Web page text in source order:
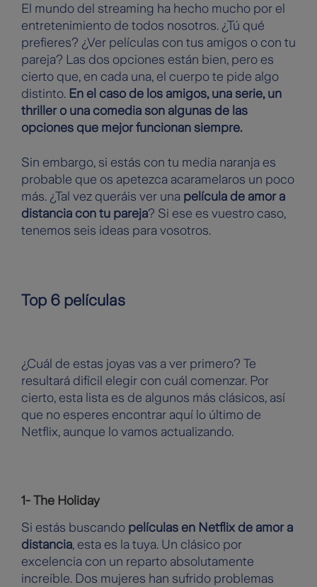
El mundo del streaming ha hecho mucho por el
entretenimiento de todos nosotros. ¿Tú qué
prefieres? ¿Ver películas con tus amigos o con tu
pareja? Las dos opciones están bien, pero es
cierto que, en cada una, el cuerpo te pide algo
distinto. En el caso de los amigos, una serie, un
thriller o una comedia son algunas de las
opciones que mejor funcionan siempre.
Sin embargo, si estás con tu media naranja es
probable que os apetezca acaramelaros un poco
más. ¿Tal vez queráis ver una película de amor a
distancia con tu pareja? Si ese es vuestro caso,
tenemos seis ideas para vosotros.
Top 6 películas
¿Cuál de estas joyas vas a ver primero? Te
resultará difícil elegir con cuál comenzar. Por
cierto, esta lista es de algunos más clásicos, así
que no esperes encontrar aquí lo último de
Netflix, aunque lo vamos actualizando.
1- The Holiday
Si estás buscando películas en Netflix de amor a
distancia, esta es la tuya. Un clásico por
excelencia con un reparto absolutamente
increíble. Dos mujeres han sufrido problemas